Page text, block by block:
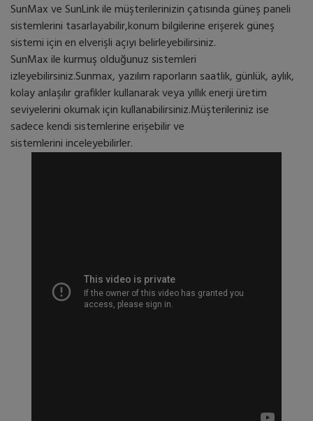
SunMax ve SunLink ile müşterilerinizin çatısında güneş paneli
sistemlerini tasarlayabilir,konum bilgilerine erişerek güneş
sistemi için en elverişli açıyı belirleyebilirsiniz.
SunMax ile kurmuş olduğunuz sistemleri
izleyebilirsiniz.Sunmax, yazılım raporların saatlik, günlük, aylık,
kolay anlaşılır grafikler kullanarak veya yıllık enerji üretim
seviyelerini okumak için kullanabilirsiniz.Müşterileriniz ise
sadece kendi sistemlerine erişebilir ve
sistemlerini inceleyebilirler.